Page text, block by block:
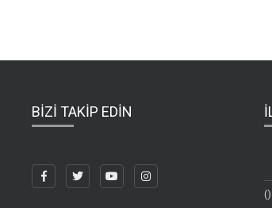
BİZİ TAKİP EDİN
()